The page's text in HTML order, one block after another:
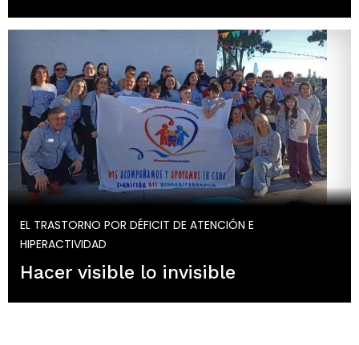
EL TRASTORNO POR DÉFICIT DE ATENCIÓN E
HIPERACTIVIDAD
Hacer visible lo invisible